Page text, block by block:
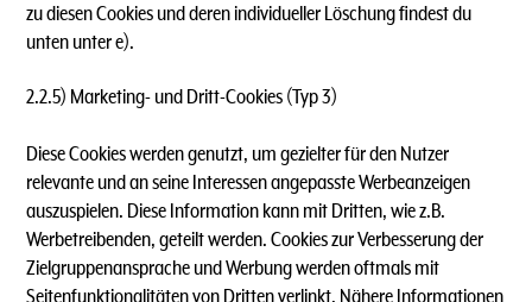
zu diesen Cookies und deren individueller Löschung findest du
unten unter e).
2.2.5) Marketing- und Dritt-Cookies (Typ 3)
Diese Cookies werden genutzt, um gezielter für den Nutzer
relevante und an seine Interessen angepasste Werbeanzeigen
auszuspielen. Diese Information kann mit Dritten, wie z.B.
Werbetreibenden, geteilt werden. Cookies zur Verbesserung der
Zielgruppenansprache und Werbung werden oftmals mit
Seitenfunktionalitäten von Dritten verlinkt. Nähere Informationen